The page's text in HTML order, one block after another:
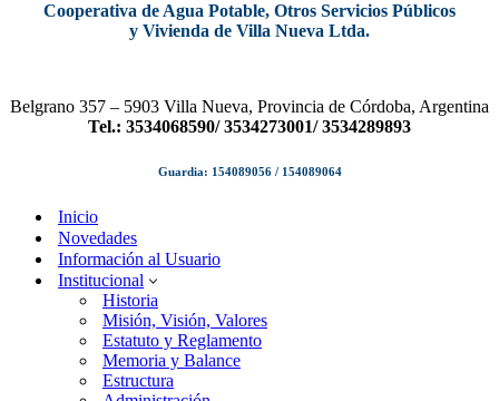
Cooperativa de Agua Potable, Otros Servicios Públicos
y Vivienda de Villa Nueva Ltda.
Belgrano 357 – 5903 Villa Nueva, Provincia de Córdoba, Argentina
Tel.: 3534068590/ 3534273001/ 3534289893
Guardia: 154089056 / 154089064
Inicio
Novedades
Información al Usuario
Institucional
Historia
Misión, Visión, Valores
Estatuto y Reglamento
Memoria y Balance
Estructura